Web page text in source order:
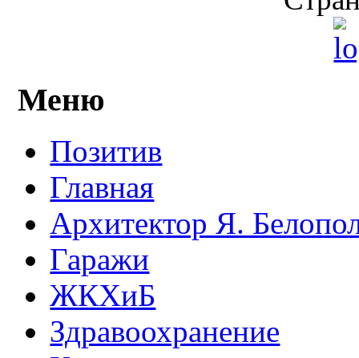
Меню
Позитив
Главная
Архитектор Я.
Гаражи
ЖКХиБ
Здравоохранение